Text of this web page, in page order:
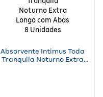
Absorvente Intimus Toda
Tranquila Noturno Extra